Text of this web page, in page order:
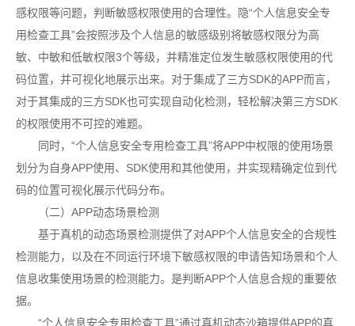
感权限等问题，判断敏感权限使用的合理性。隐“个人信息安全专
用检查工具”会按照涉及个人信息的敏感级别将敏感权限分为高
敏、中敏和低敏权限3个等级，并精准定位发生敏感权限使用的代
码位置，并可视化地展示出来。对于集成了三方SDK的APP而言，
对于其集成的三方SDK也可实现自动化检测，轻松解决第三方SDK
的权限使用不可控的难题。
同时，“个人信息安全专用检查工具”将APP中权限的使用场景
划分为自身APP使用、SDK使用和其他使用，并实现精确定位到代
码的位置可视化展示代码分布。
（二）APP动态场景检测
基于真机的动态场景检测提供了对APP个人信息安全的合规性
检测能力，以及在不同运行环境下敏感权限的申请告知场景和个人
信息收集使用场景的检测能力。是判断APP个人信息合规的重要依
据。
“个人信息安全专用检查工具”通过真机动态沙箱提供APP的真